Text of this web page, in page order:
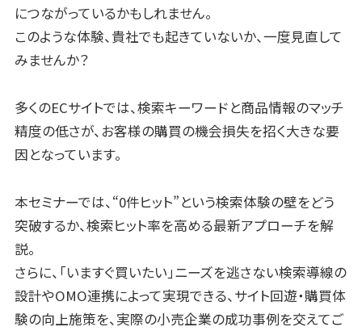
につながっているかもしれません。
このような体験、貴社でも起きていないか、一度見直して
みませんか？
多くのECサイトでは、検索キーワードと商品情報のマッチ
精度の低さが、お客様の購買の機会損失を招く大きな要
因となっています。
本セミナーでは、“0件ヒット”という検索体験の壁をどう
突破するか、検索ヒット率を高める最新アプローチを解
説。
さらに、「いますぐ買いたい」ニーズを逃さない検索導線の
設計やOMO連携によって実現できる、サイト回遊・購買体
験の向上施策を、実際の小売企業の成功事例を交えてご